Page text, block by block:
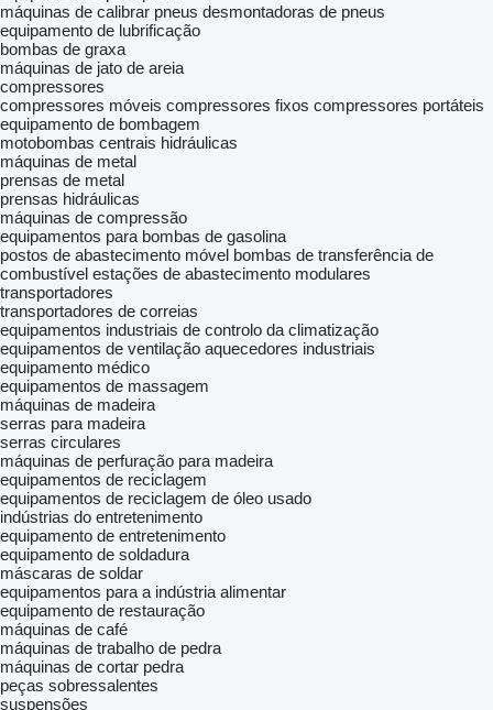
máquinas de calibrar pneus desmontadoras de pneus
equipamento de lubrificação
bombas de graxa
máquinas de jato de areia
compressores
compressores móveis compressores fixos compressores portáteis
equipamento de bombagem
motobombas centrais hidráulicas
máquinas de metal
prensas de metal
prensas hidráulicas
máquinas de compressão
equipamentos para bombas de gasolina
postos de abastecimento móvel bombas de transferência de
combustível estações de abastecimento modulares
transportadores
transportadores de correias
equipamentos industriais de controlo da climatização
equipamentos de ventilação aquecedores industriais
equipamento médico
equipamentos de massagem
máquinas de madeira
serras para madeira
serras circulares
máquinas de perfuração para madeira
equipamentos de reciclagem
equipamentos de reciclagem de óleo usado
indústrias do entretenimento
equipamento de entretenimento
equipamento de soldadura
máscaras de soldar
equipamentos para a indústria alimentar
equipamento de restauração
máquinas de café
máquinas de trabalho de pedra
máquinas de cortar pedra
peças sobressalentes
suspensões